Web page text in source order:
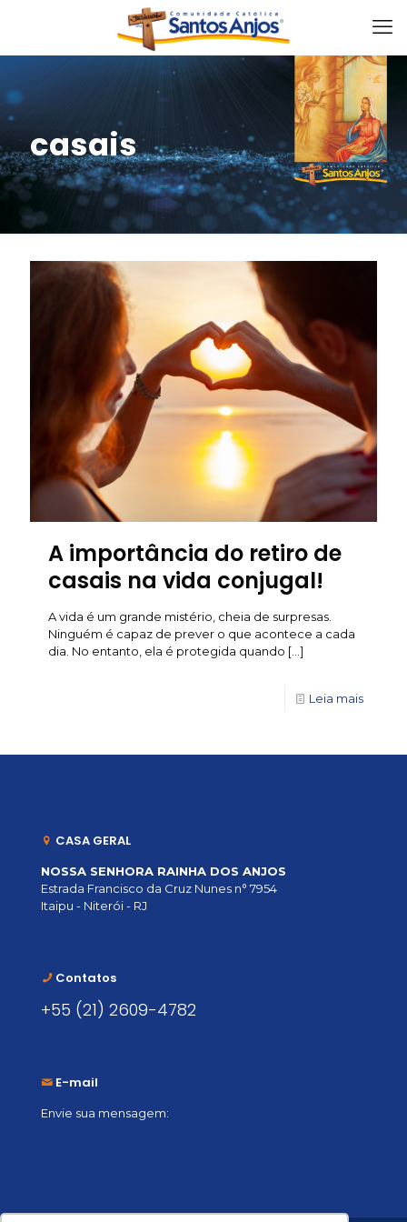
casais
A importância do retiro de
casais na vida conjugal!
A vida é um grande mistério, cheia de surpresas.
Ninguém é capaz de prever o que acontece a cada
dia. No entanto, ela é protegida quando […]
Leia mais
CASA GERAL
NOSSA SENHORA RAINHA DOS ANJOS
Estrada Francisco da Cruz Nunes n° 7954
Itaipu - Niterói - RJ
Contatos
+55 (21) 2609-4782
E-mail
Envie sua mensagem: